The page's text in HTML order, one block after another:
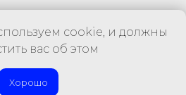
cookie, и должны
вас об этом
ХорошоTilda